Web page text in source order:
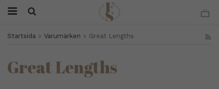
Startsida Varumärken Great Lengths
Great Lengths